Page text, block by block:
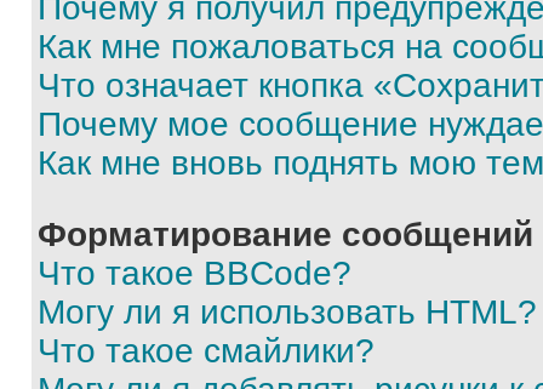
Почему я получил
Как мне пожаловаться на
Что означает кнопка
Почему мое сообщение
Как мне вновь поднять мою
Форматирование
Что такое BBCode?
Могу ли я использовать HTML?
Что такое смайлики?